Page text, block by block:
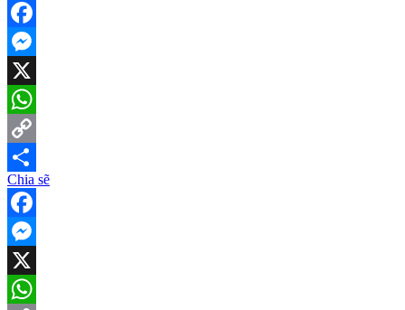
Facebook
Messenger
X
WhatsApp
Copy
Link
Share
Chia sẽ
Facebook
Messenger
X